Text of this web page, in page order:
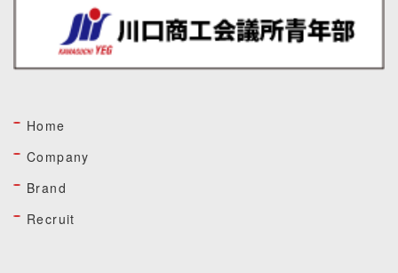
Home
Company
Brand
Recruit